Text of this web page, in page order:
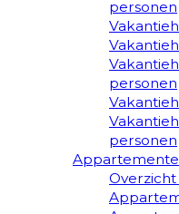
personen
personen
personen